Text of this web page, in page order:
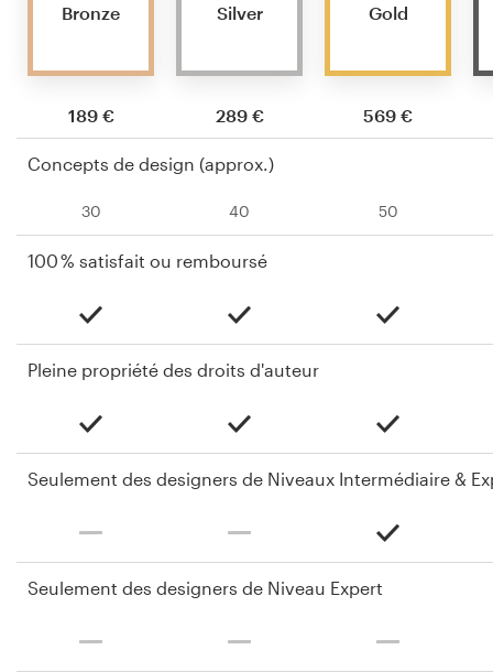
Bronze
189 €
Silver
289 €
Gold
569 €
Concepts de design (approx.)
30 40 50
100 % satisfait ou remboursé
Pleine propriété des droits d'auteur
Seulement des designers de Niveaux Intermédiaire &
Seulement des designers de Niveau Expert